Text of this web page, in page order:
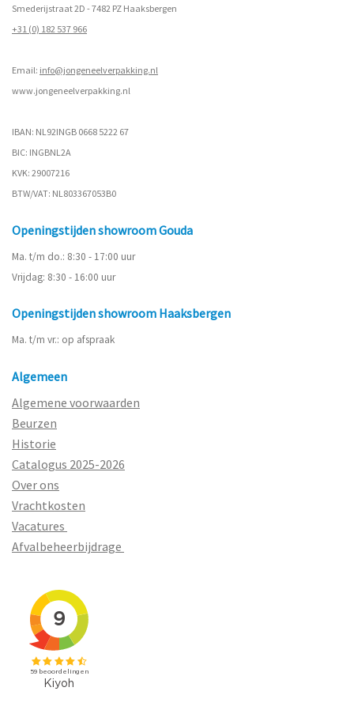
Smederijstraat 2D - 7482 PZ Haaksbergen
+31 (0) 182 537 966
Email: info@jongeneelverpakking.nl
www.jongeneelverpakking.nl
IBAN: NL92INGB 0668 5222 67
BIC: INGBNL2A
KVK: 29007216
BTW/VAT: NL803367053B0
Openingstijden showroom Gouda
Ma. t/m do.: 8:30 - 17:00 uur
Vrijdag: 8:30 - 16:00 uur
Openingstijden showroom Haaksbergen
Ma. t/m vr.: op afspraak
Algemeen
Algemene voorwaarden
Beurzen
Historie
Catalogus 2025-2026
Over ons
Vrachtkosten
Vacatures
Afvalbeheerbijdrage